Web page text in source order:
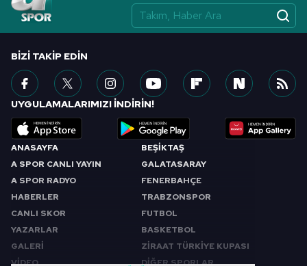
ANASAYFA
A SPOR CANLI YAYIN
A SPOR RADYO
HABERLER
CANLI SKOR
YAZARLAR
GALERİ
VİDEO
BEŞİKTAŞ
GALATASARAY
FENERBAHÇE
TRABZONSPOR
FUTBOL
BASKETBOL
ZİRAAT TÜRKİYE KUPASI
DİĞER SPORLAR
BIZI TAKIP EDIN
UYGULAMALARIMIZI İNDİRİN!